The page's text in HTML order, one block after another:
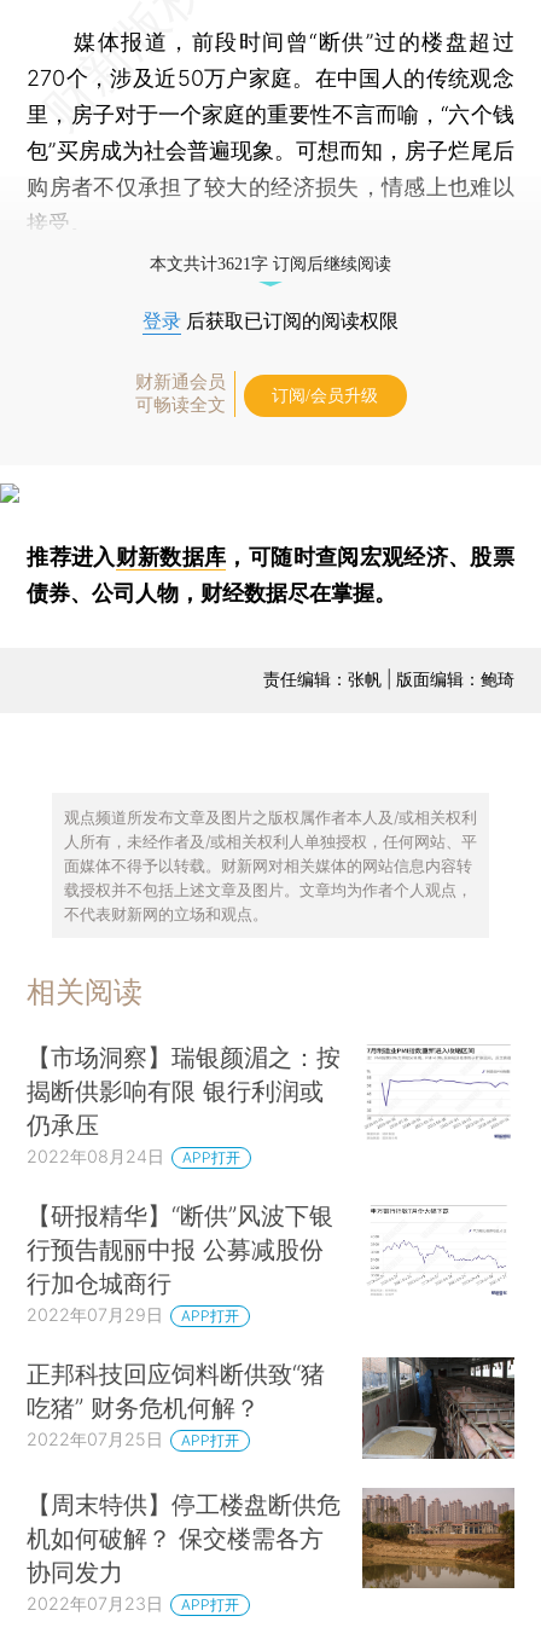
媒体报道，前段时间曾“断供”过的楼盘超过
270个，涉及近50万户家庭。在中国人的传统观念
里，房子对于一个家庭的重要性不言而喻，“六个钱
包”买房成为社会普遍现象。可想而知，房子烂尾后
购房者不仅承担了较大的经济损失，情感上也难以
接受。
本文共计3621字 订阅后继续阅读
登录 后获取已订阅的阅读权限
财新通会员
可畅读全文
订阅/会员升级
推荐进入财新数据库 ，可随时查阅宏观经济、股票
债券、公司人物，财经数据尽在掌握。
责任编辑：张帆 | 版面编辑：鲍琦
观点频道所发布文章及图片之版权属作者本人及/或相关权利
人所有，未经作者及/或相关权利人单独授权，任何网站、平
面媒体不得予以转载。财新网对相关媒体的网站信息内容转
载授权并不包括上述文章及图片。文章均为作者个人观点，
不代表财新网的立场和观点。
相关阅读
【市场洞察】瑞银颜湄之：按
揭断供影响有限 银行利润或
仍承压
2022年08月24日 APP打开
【研报精华】“断供”风波下银
行预告靓丽中报 公募减股份
行加仓城商行
2022年07月29日 APP打开
正邦科技回应饲料断供致“猪
吃猪” 财务危机何解？
2022年07月25日 APP打开
【周末特供】停工楼盘断供危
机如何破解？ 保交楼需各方
协同发力
2022年07月23日 APP打开